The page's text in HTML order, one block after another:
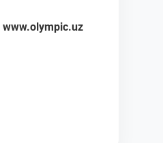
www.olympic.uz